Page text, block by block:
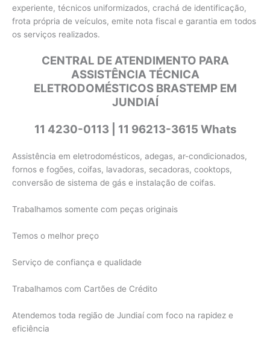
experiente, técnicos uniformizados, crachá de identificação,
frota própria de veículos, emite nota fiscal e garantia em todos
os serviços realizados.
CENTRAL DE ATENDIMENTO PARA
ASSISTÊNCIA TÉCNICA
ELETRODOMÉSTICOS BRASTEMP EM
JUNDIAÍ
11 4230-0113 | 11 96213-3615 Whats
Assistência em eletrodomésticos, adegas, ar-condicionados,
fornos e fogões, coifas, lavadoras, secadoras, cooktops,
conversão de sistema de gás e instalação de coifas.
Trabalhamos somente com peças originais
Temos o melhor preço
Serviço de confiança e qualidade
Trabalhamos com Cartões de Crédito
Atendemos toda região de Jundiaí com foco na rapidez e
eficiência